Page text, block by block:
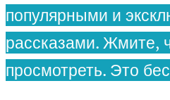
популярными и
рассказами. Жмите,
просмотреть. Это